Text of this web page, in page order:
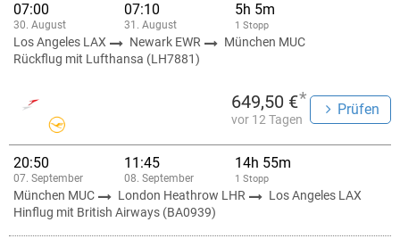
07:00
30. August
07:10
31. August
5h 5m
1 Stopp
Los Angeles LAX Newark EWR
München MUC
Rückflug mit Lufthansa (LH7881)
649,50 €*
vor 12 Tagen
Prüfen
20:50
07. September
11:45
08. September
14h 55m
1 Stopp
München MUC London Heathrow LHR
Los Angeles LAX
Hinflug mit British Airways (BA0939)